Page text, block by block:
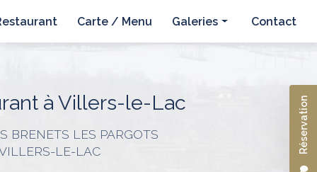
Réservation
Carte / Menu Galeries Contact
à Villers-le-Lac
BRENETS LES PARGOTS
LE-LAC